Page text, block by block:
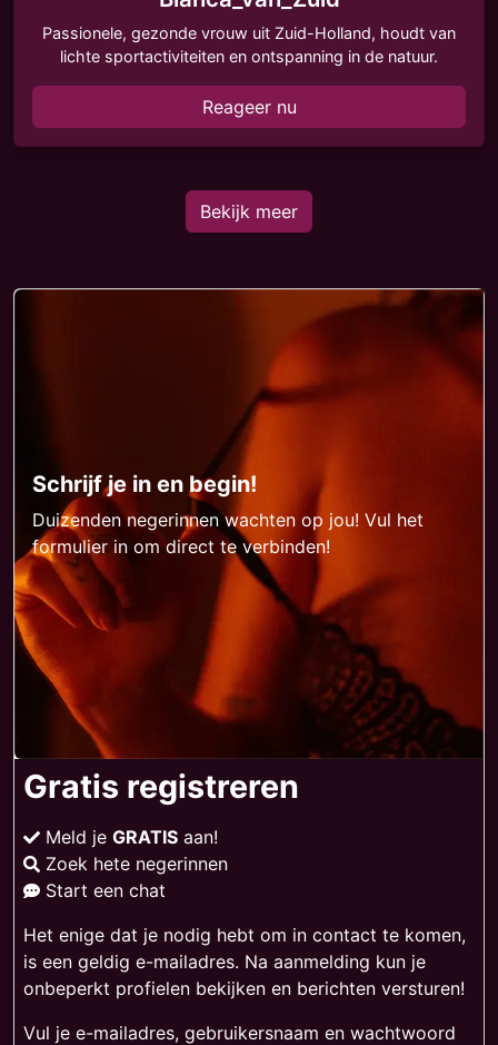
Passionele, gezonde vrouw uit Zuid-Holland, houdt van
lichte sportactiviteiten en ontspanning in de natuur.
Reageer nu
Bekijk meer
Schrijf je in en begin!
Duizenden negerinnen wachten op jou! Vul het
formulier in om direct te verbinden!
Gratis registreren
Meld je GRATIS aan!
Zoek hete negerinnen
Start een chat
Het enige dat je nodig hebt om in contact te komen,
is een geldig e-mailadres. Na aanmelding kun je
onbeperkt profielen bekijken en berichten versturen!
Vul je e-mailadres, gebruikersnaam en wachtwoord